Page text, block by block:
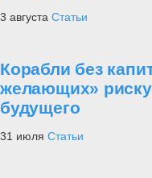
3 августа Статьи
Корабли без
желающих»
будущего
31 июля Статьи